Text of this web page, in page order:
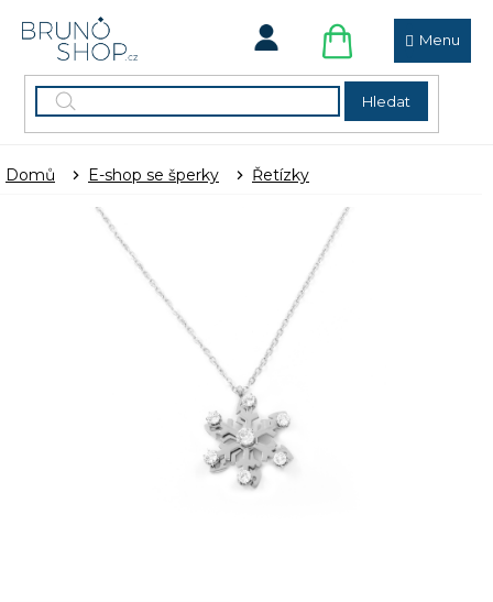
Hledat
NÁKUPNÍ
KOŠÍK
Domů E-shop se šperky Řetízky